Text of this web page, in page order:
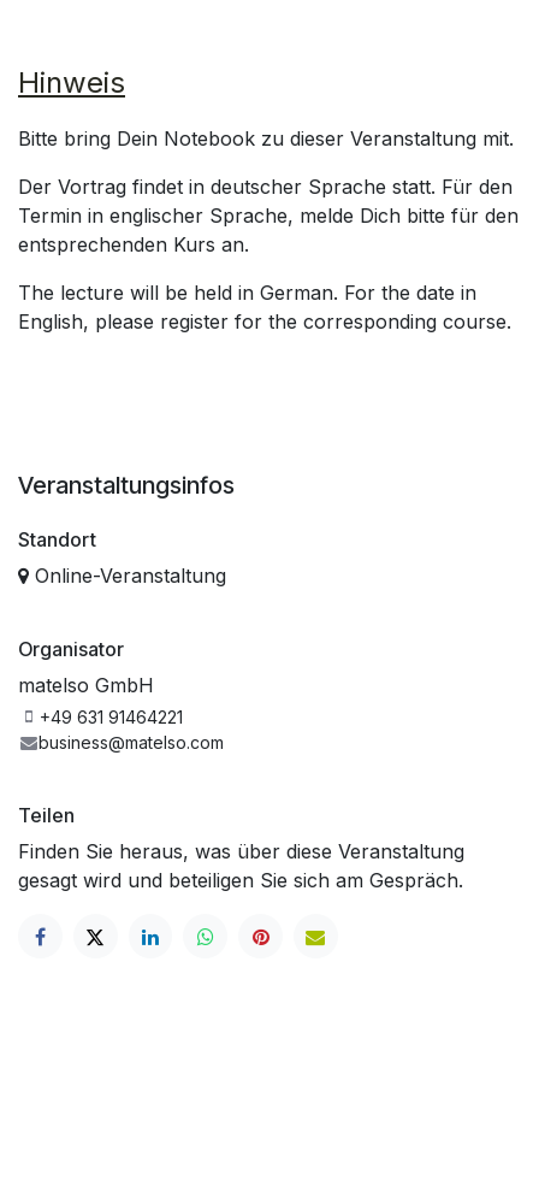
Hinweis
Bitte bring Dein Notebook zu dieser Veranstaltung mit.
Der Vortrag findet in deutscher Sprache statt. Für den
Termin in englischer Sprache, melde Dich bitte für den
entsprechenden Kurs an.
The lecture will be held in German. For the date in
English, please register for the corresponding course.
Veranstaltungsinfos
Standort
Online-Veranstaltung
Organisator
matelso GmbH
+49 631 91464221
business@matelso.com
Teilen
Finden Sie heraus, was über diese Veranstaltung
gesagt wird und beteiligen Sie sich am Gespräch.